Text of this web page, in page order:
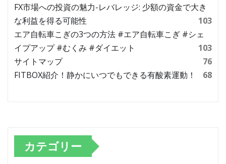
FX市場への投資の魅力-レバレッジ: 少額の資金で大き
な利益を得る可能性
103
エア自転車こぎの3つの方法 #エア自転車こぎ #シェ
イプアップ #むくみ #ダイエット
103
サイトマップ
76
FITBOX紹介！静かにいつでもできる有酸素運動！
68
カテゴリー